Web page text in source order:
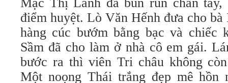
điểm huyệt. Lò Văn Hếnh đưa cho
hàng cúc bướm bằng bạc và chiếc
Sầm đã cho làm ở nhà cô em gái.
bước ra thì viên Tri châu không
Một noọng Thái trắng đẹp mê hồn